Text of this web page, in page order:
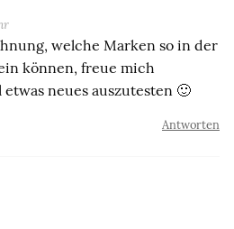
welche Marken so in der
können, freue mich
neues auszutesten 🙂
Antworten